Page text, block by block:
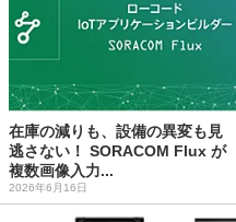
在庫の減りも、設備の異変も見
逃さない！ SORACOM Flux が
複数画像入力...
2026年6月16日